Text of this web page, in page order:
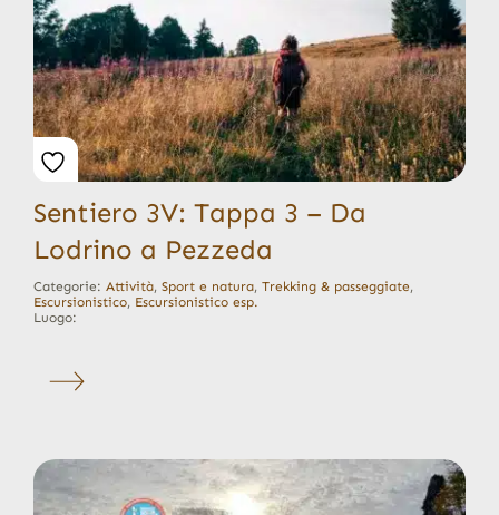
Sentiero 3V: Tappa 3 – Da
Lodrino a Pezzeda
Categorie: Attività, Sport e natura, Trekking & passeggiate,
Escursionistico, Escursionistico esp.
Luogo: